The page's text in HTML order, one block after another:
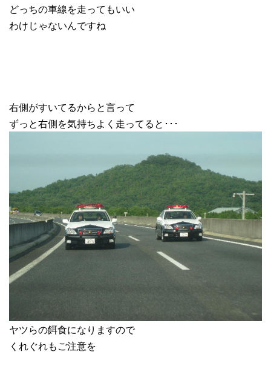
どっちの車線を走ってもいい
わけじゃないんですね
右側がすいてるからと言って
ずっと右側を気持ちよく走ってると･･･
ヤツらの餌食になりますので
くれぐれもご注意を